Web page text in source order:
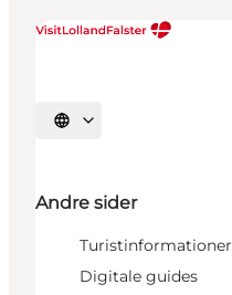
Vælg sprog
Andre sider
Turistinformationer
Digitale guides